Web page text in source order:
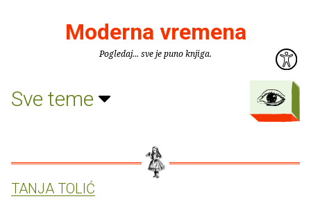
Moderna vremena
Pogledaj... sve je puno knjiga.
Sve teme
TANJA TOLIĆ